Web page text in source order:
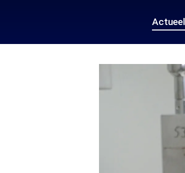
Actueel